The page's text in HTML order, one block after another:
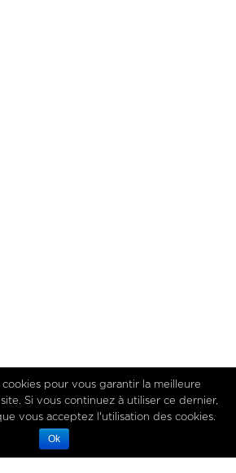
cookies pour vous garantir la meilleure
Si vous continuez à utiliser ce dernier,
vous acceptez l'utilisation des cookies.
Ok